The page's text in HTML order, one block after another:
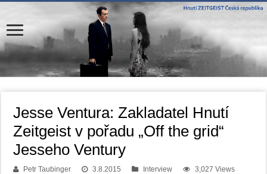
Jesse Ventura: Zakladatel Hnutí
Zeitgeist v pořadu „Off the grid“
Jesseho Ventury
Petr Taubinger 3.8.2015 Interview 3,027 Views